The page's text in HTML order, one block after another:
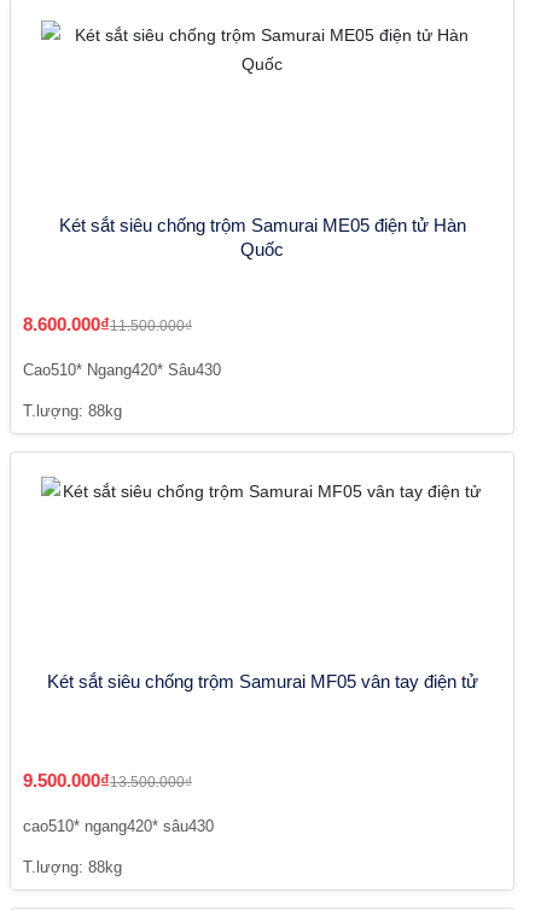
Két sắt siêu chống trộm Samurai ME05 điện tử Hàn
Quốc
8.600.000₫11.500.000₫
Cao510* Ngang420* Sâu430
T.lượng: 88kg
Két sắt siêu chống trộm Samurai MF05 vân tay điện tử
9.500.000₫13.500.000₫
cao510* ngang420* sâu430
T.lượng: 88kg